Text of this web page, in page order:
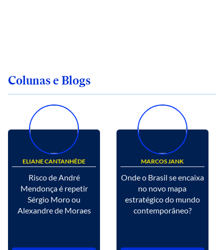
Colunas e Blogs
ELIANE CANTANHÊDE
Risco de André
Mendonça é repetir
Sérgio Moro ou
Alexandre de Moraes
MARCOS JANK
Onde o Brasil se encaixa
no novo mapa
estratégico do mundo
contemporâneo?